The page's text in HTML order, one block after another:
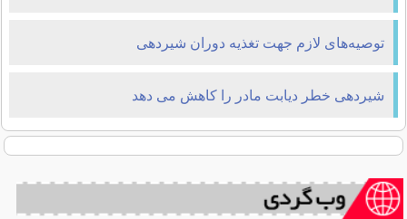
توصیه‌های لازم جهت تغذیه دوران شیردهی
شیردهی خطر دیابت مادر را کاهش می دهد